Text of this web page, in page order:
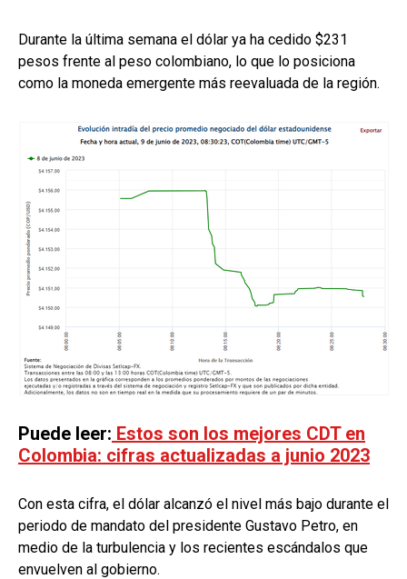
Durante la última semana el dólar ya ha cedido $231
pesos frente al peso colombiano, lo que lo posiciona
como la moneda emergente más reevaluada de la región.
Puede leer: Estos son los mejores CDT en
Colombia: cifras actualizadas a junio 2023
Con esta cifra, el dólar alcanzó el nivel más bajo durante el
periodo de mandato del presidente Gustavo Petro, en
medio de la turbulencia y los recientes escándalos que
envuelven al gobierno.